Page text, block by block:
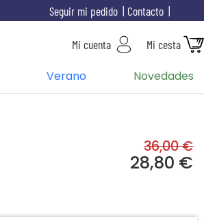
Contacto
Seguir mi pedido
Mi cuenta Mi cesta
Verano Novedades
36,00 €
28,80 €